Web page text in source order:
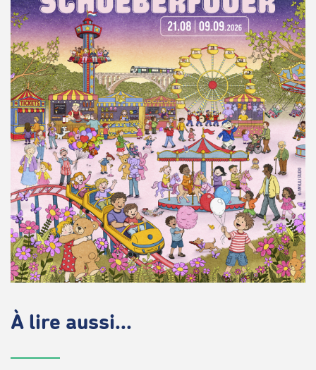
À lire aussi...